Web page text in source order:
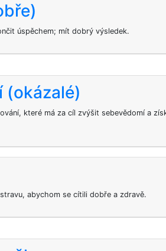
úspěchem; mít dobrý výsledek.
(okázalé)
které má za cíl zvýšit sebevědomí a
abychom se cítili dobře a zdravě.